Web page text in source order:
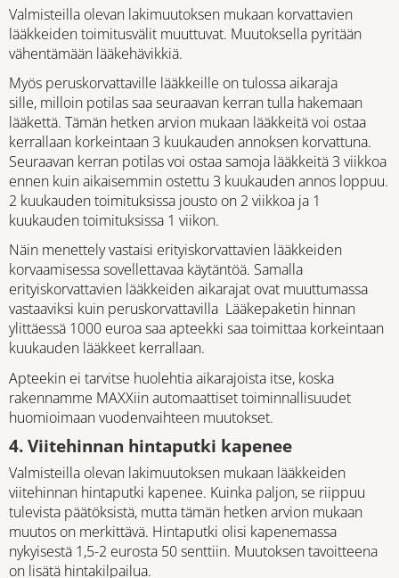
Valmisteilla olevan lakimuutoksen mukaan korvattavien
lääkkeiden toimitusvälit muuttuvat. Muutoksella pyritään
vähentämään lääkehävikkiä.
Myös peruskorvattaville lääkkeille on tulossa aikaraja
sille, milloin potilas saa seuraavan kerran tulla hakemaan
lääkettä. Tämän hetken arvion mukaan lääkkeitä voi ostaa
kerrallaan korkeintaan 3 kuukauden annoksen korvattuna.
Seuraavan kerran potilas voi ostaa samoja lääkkeitä 3 viikkoa
ennen kuin aikaisemmin ostettu 3 kuukauden annos loppuu.
2 kuukauden toimituksissa jousto on 2 viikkoa ja 1
kuukauden toimituksissa 1 viikon.
Näin menettely vastaisi erityiskorvattavien lääkkeiden
korvaamisessa sovellettavaa käytäntöä. Samalla
erityiskorvattavien lääkkeiden aikarajat ovat muuttumassa
vastaaviksi kuin peruskorvattavilla Lääkepaketin hinnan
ylittäessä 1000 euroa saa apteekki saa toimittaa korkeintaan
kuukauden lääkkeet kerrallaan.
Apteekin ei tarvitse huolehtia aikarajoista itse, koska
rakennamme MAXXiin automaattiset toiminnallisuudet
huomioimaan vuodenvaihteen muutokset.
4. Viitehinnan hintaputki kapenee
Valmisteilla olevan lakimuutoksen mukaan lääkkeiden
viitehinnan hintaputki kapenee. Kuinka paljon, se riippuu
tulevista päätöksistä, mutta tämän hetken arvion mukaan
muutos on merkittävä. Hintaputki olisi kapenemassa
nykyisestä 1,5-2 eurosta 50 senttiin. Muutoksen tavoitteena
on lisätä hintakilpailua.